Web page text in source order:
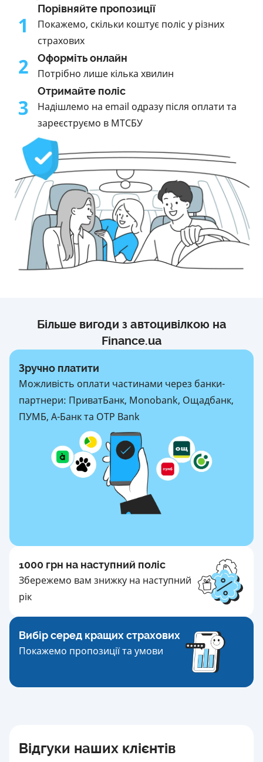
1
Порівняйте пропозиції
Покажемо, скільки коштує поліс у різних
страхових
2 Оформіть онлайн
Потрібно лише кілька хвилин
3
Отримайте поліс
Надішлемо на email одразу після оплати та
зареєструємо в МТСБУ
Більше вигоди з автоцивілкою на
Finance.ua
Зручно платити
Можливість оплати частинами через банки-
партнери: ПриватБанк, Monobank, Ощадбанк,
ПУМБ, А-Банк та OTP Bank
1000 грн на наступний поліс
Збережемо вам знижку на наступний
рік
Вибір серед кращих страхових
Покажемо пропозиції та умови
Відгуки наших клієнтів